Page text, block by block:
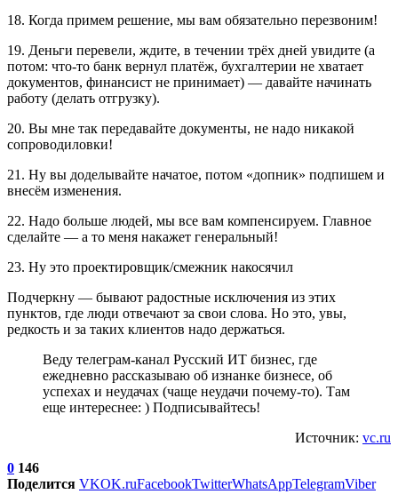
18. Когда примем решение, мы вам обязательно перезвоним!
19. Деньги перевели, ждите, в течении трёх дней увидите (а
потом: что-то банк вернул платёж, бухгалтерии не хватает
документов, финансист не принимает) — давайте начинать
работу (делать отгрузку).
20. Вы мне так передавайте документы, не надо никакой
сопроводиловки!
21. Ну вы доделывайте начатое, потом «допник» подпишем и
внесём изменения.
22. Надо больше людей, мы все вам компенсируем. Главное
сделайте — а то меня накажет генеральный!
23. Ну это проектировщик/смежник накосячил
Подчеркну — бывают радостные исключения из этих
пунктов, где люди отвечают за свои слова. Но это, увы,
редкость и за таких клиентов надо держаться.
Веду телеграм-канал Русский ИТ бизнес, где
ежедневно рассказываю об изнанке бизнесе, об
успехах и неудачах (чаще неудачи почему-то). Там
еще интереснее: ) Подписывайтесь!
Источник: vc.ru
0 146
Поделится VKOK.ruFacebookTwitterWhatsAppTelegramViber